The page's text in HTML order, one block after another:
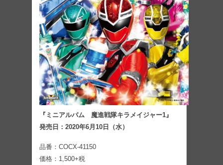
『ミニアルバム 魔進戦隊キラメイジャー1』
発売日：2020年6月10日（水）
品番：COCX-41150
価格：1,500+税